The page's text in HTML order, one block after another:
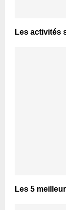
Les activités
Les 5